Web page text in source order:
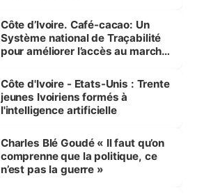
Côte d’Ivoire. Café-cacao: Un
Système national de Traçabilité
pour améliorer l’accès au marché
Côte d'Ivoire - Etats-Unis : Trente
jeunes Ivoiriens formés à
l'intelligence artificielle
Charles Blé Goudé « Il faut qu’on
comprenne que la politique, ce
n’est pas la guerre »